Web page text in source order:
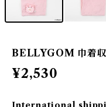
BELLYGOM 巾着
¥2,530